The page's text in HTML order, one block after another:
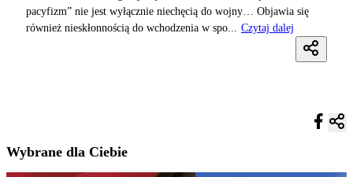
pacyfizm” nie jest wyłącznie niechęcią do wojny… Objawia się
również nieskłonnością do wchodzenia w spo...
Czytaj dalej
Wybrane dla Ciebie